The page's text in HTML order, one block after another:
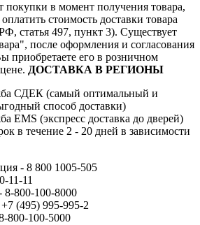
покупки в момент получения товара,
стоимость доставки товара
статья 497, пункт 3). Существует
после оформления и согласования
приобретаете его в розничном
ДОСТАВКА В РЕГИОНЫ
СДЕК (самый оптимальный и
способ доставки)
EMS (экспресс доставка до дверей)
в течение 2 - 20 дней в зависимости
- 8 800 1005-505
11-11
800-100-8000
(495) 995-995-2
800-100-5000